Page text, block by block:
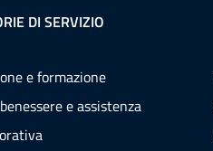
DI SERVIZIO
e formazione
e assistenza